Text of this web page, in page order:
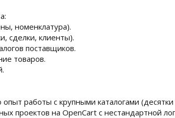
номенклатура).
сделки, клиенты).
поставщиков.
товаров.
работы с крупными каталогами (десятки
проектов на OpenCart с нестандартной